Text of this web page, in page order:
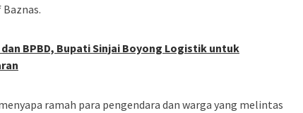
BPBD, Bupati Sinjai Boyong Logistik untuk
ramah para pengendara dan warga yang melintas